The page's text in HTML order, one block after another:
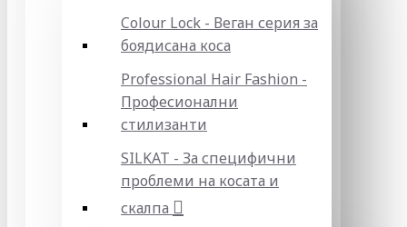
Colour Lock - Веган серия за
боядисана коса
Professional Hair Fashion -
Професионални
стилизанти
SILKAT - За специфични
проблеми на косата и
скалпа